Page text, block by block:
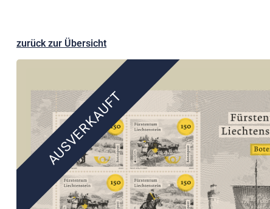
Postcrossing
zurück zur Übersicht
AUSVERKAUFT